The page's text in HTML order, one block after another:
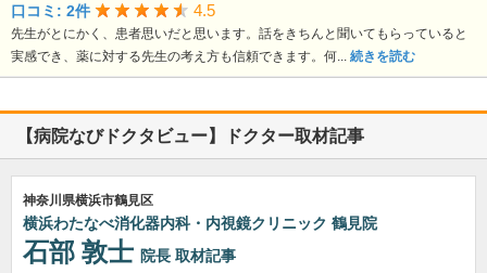
口コミ: 2件 4.5
先生がとにかく、患者思いだと思います。話をきちんと聞いてもらっていると
実感でき、薬に対する先生の考え方も信頼できます。何... 続きを読む
【病院なびドクタビュー】ドクター取材記事
神奈川県横浜市鶴見区
横浜わたなべ消化器内科・内視鏡クリニック 鶴見院
石部 敦士 院長 取材記事